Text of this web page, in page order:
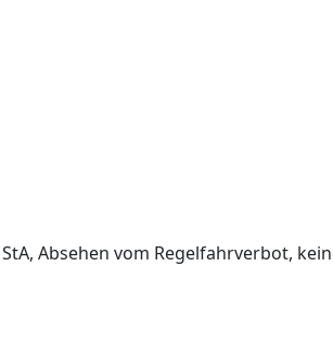
Absehen vom Regelfahrverbot,